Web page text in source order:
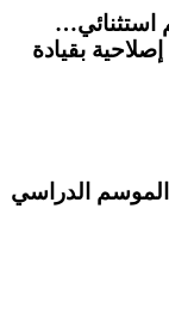
استثنائي…
بقيادة
الموسم الدراسي